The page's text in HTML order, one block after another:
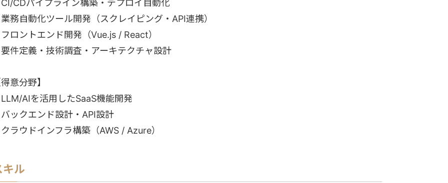
CDパイプライン構築・デプロイ自動化
務自動化ツール開発（スクレイピング・API連携）
ロントエンド開発（Vue.js / React）
件定義・技術調査・アーキテクチャ設計
意分野】
AIを活用したSaaS機能開発
ックエンド設計・API設計
ラウドインフラ構築（AWS / Azure）
キル